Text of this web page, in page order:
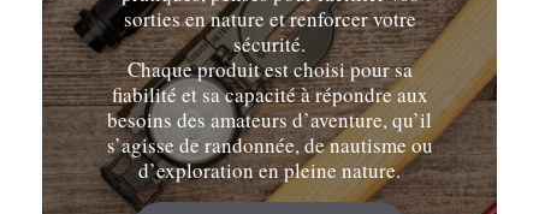
sorties en nature et renforcer votre
sécurité.
Chaque produit est choisi pour sa
fiabilité et sa capacité à répondre aux
besoins des amateurs d’aventure, qu’il
s’agisse de randonnée, de nautisme ou
d’exploration en pleine nature.